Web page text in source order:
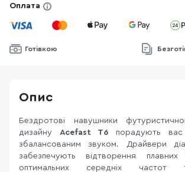
Оплата
Готівкою
Опис
Бездротові навушники
дизайну Acefast T6 порадують
збалансованим звуком. Драйвери
забезпечують відтворення
оптимальних середніх частот